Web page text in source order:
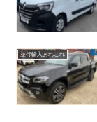
並行輸入あれこれ